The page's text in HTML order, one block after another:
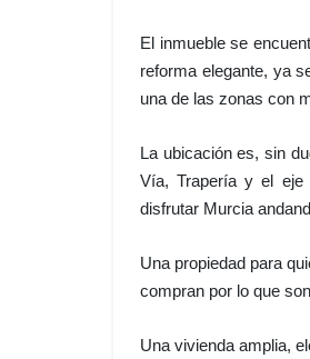
El inmueble se
reforma elegante, ya
una de las zonas con
La ubicación es, sin
Vía, Trapería y el eje
disfrutar Murcia
Una propiedad para
compran por lo que
Una vivienda amplia,